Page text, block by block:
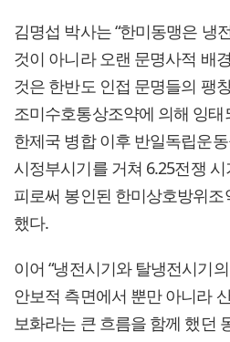
김명섭 박사는 “한미동맹은 냉
것이 아니라 오랜 문명사적 배
것은 한반도 인접 문명들의 팽
조미수호통상조약에 의해 잉
한제국 병합 이후 반일독립운
시정부시기를 거쳐 6.25전쟁
피로써 봉인된 한미상호방위조
했다.
이어 “냉전시기와 탈냉전시기
안보적 측면에서 뿐만 아니라
보화라는 큰 흐름을 함께 했던